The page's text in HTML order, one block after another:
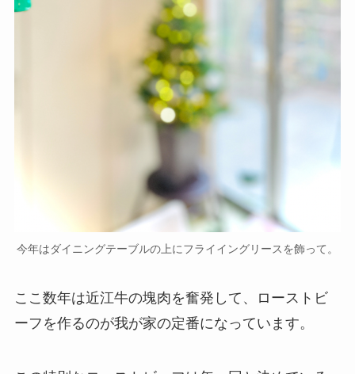
今年はダイニングテーブルの上にフライイングリースを飾って。
ここ数年は近江牛の塊肉を奮発して、ローストビ
ーフを作るのが我が家の定番になっています。